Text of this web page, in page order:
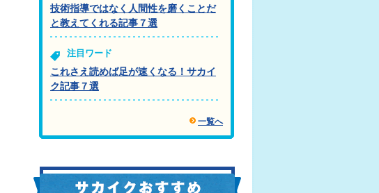
技術指導ではなく人間性を磨くことだ
と教えてくれる記事７選
注目ワード
これさえ読めば足が速くなる！サカイ
ク記事７選
一覧へ